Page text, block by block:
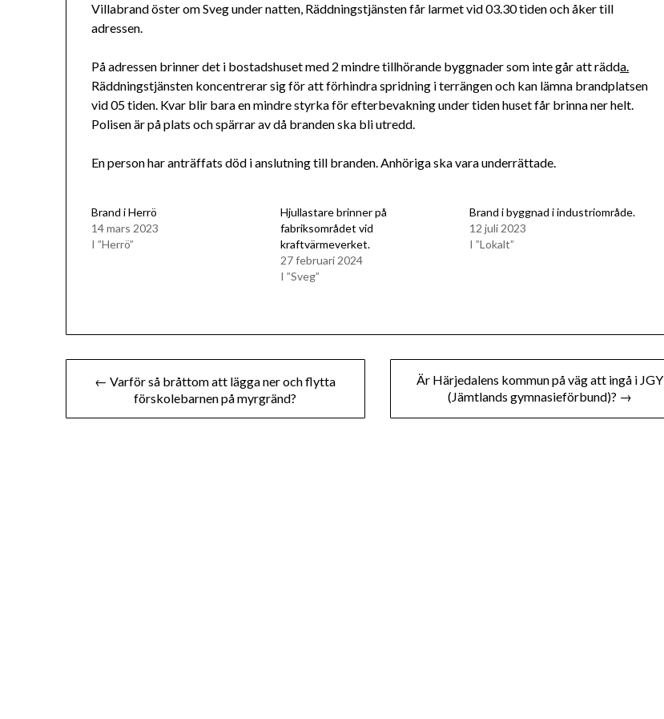
Villabrand öster om Sveg under natten, Räddningstjänsten får larmet vid 03.30 tiden och åker till
adressen.
På adressen brinner det i bostadshuset med 2 mindre tillhörande byggnader som inte går att rädda.
Räddningstjänsten koncentrerar sig för att förhindra spridning i terrängen och kan lämna brandplatsen
vid 05 tiden. Kvar blir bara en mindre styrka för efterbevakning under tiden huset får brinna ner helt.
Polisen är på plats och spärrar av då branden ska bli utredd.
En person har anträffats död i anslutning till branden. Anhöriga ska vara underrättade.
Brand i Herrö
14 mars 2023
I ”Herrö”
Hjullastare brinner på
fabriksområdet vid
kraftvärmeverket.
27 februari 2024
I ”Sveg”
Brand i byggnad i industriområde.
12 juli 2023
I ”Lokalt”
Inläggsnavigering
← Varför så bråttom att lägga ner och flytta
förskolebarnen på myrgränd?
Är Härjedalens kommun på väg att ingå i JGY
(Jämtlands gymnasieförbund)? →